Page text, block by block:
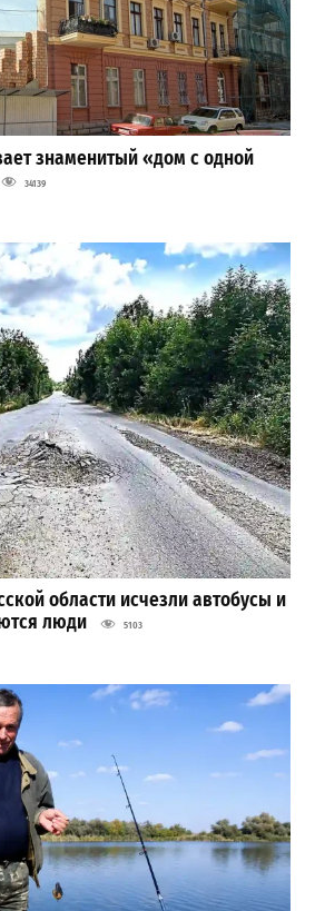
знаменитый «дом с одной
34139
области исчезли автобусы и
люди
5103